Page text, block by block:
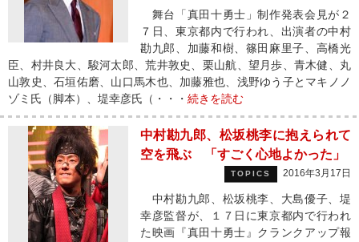
舞台「真田十勇士」制作発表会見が２
７日、東京都内で行われ、出演者の中村
勘九郎、加藤和樹、篠田麻里子、高橋光
臣、村井良大、駿河太郎、荒井敦史、栗山航、望月歩、青木健、丸
山敦史、石垣佑磨、山口馬木也、加藤雅也、浅野ゆう子とマキノノ
ゾミ氏（脚本）、堤幸彦氏（・・・ 続きを読む
中村勘九郎、松坂桃李に抱えられて
空を飛ぶ 「すごく心地よかった」
TOPICS 2016年3月17日
中村勘九郎、松坂桃李、大島優子、堤
幸彦監督が、１７日に東京都内で行われ
た映画『真田十勇士』クランクアップ報